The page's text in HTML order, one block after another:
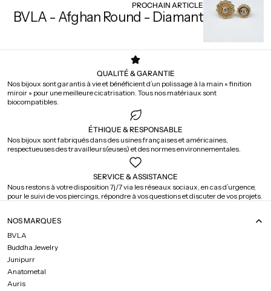
PROCHAIN ARTICLE
BVLA - Afghan Round - Diamant
QUALITÉ & GARANTIE
Nos bijoux sont garantis à vie et bénéficient d’un polissage à la main « finition
miroir » pour une meilleure cicatrisation. Tous nos matériaux sont
biocompatibles.
ÉTHIQUE & RESPONSABLE
Nos bijoux sont fabriqués dans des usines françaises et américaines,
respectueuses des travailleurs(euses) et des normes environnementales.
SERVICE & ASSISTANCE
Nous restons à votre disposition 7j/7 via les réseaux sociaux, en cas d’urgence,
pour le suivi de vos piercings, répondre à vos questions et discuter de vos projets.
NOS MARQUES
BVLA
Buddha Jewelry
Junipurr
Anatometal
Auris